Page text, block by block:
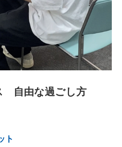
自由な過ごし方
ト